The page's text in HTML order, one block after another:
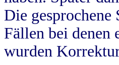
Die
Fällen bei denen
wurden